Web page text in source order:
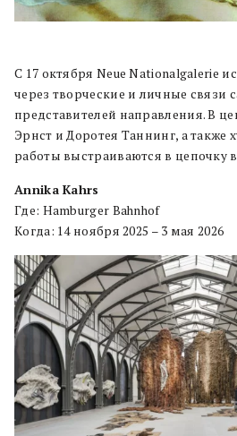
С 17 октября Neue Nationalgalerie
через творческие и личные связи
представителей направления. В
Эрнст и Доротея Таннинг, а также
работы выстраиваются в цепочку
Annika Kahrs
Где: Hamburger Bahnhof
Когда: 14 ноября 2025 – 3 мая 2026